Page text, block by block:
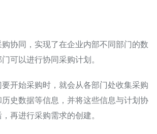
协同，实现了在企业内部不同部门的数
可以进行协同采购计划。
开始采购时，就会从各部门处收集采购
史数据等信息，并将这些信息与计划协
再进行采购需求的创建。